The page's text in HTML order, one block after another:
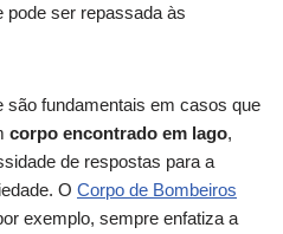
pode ser repassada às
são fundamentais em casos que
corpo encontrado em lago,
de respostas para a
O Corpo de Bombeiros
exemplo, sempre enfatiza a